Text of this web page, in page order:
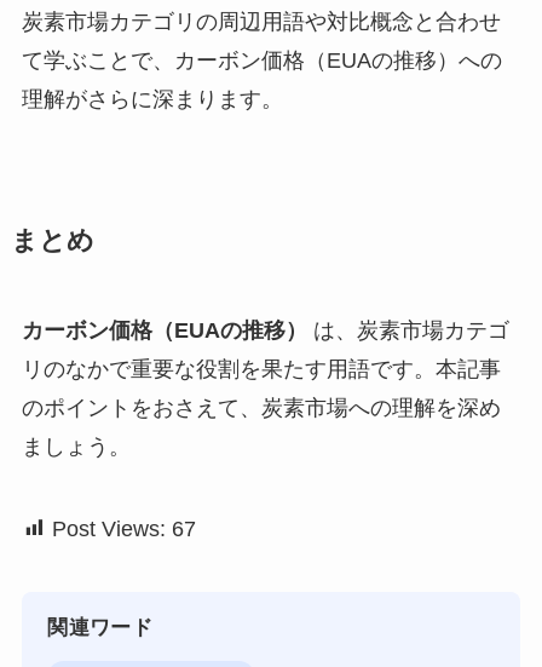
炭素市場カテゴリの周辺用語や対比概念と合わせ
て学ぶことで、カーボン価格（EUAの推移）への
理解がさらに深まります。
まとめ
カーボン価格（EUAの推移）
は、炭素市場カテゴ
リのなかで重要な役割を果たす用語です。本記事
のポイントをおさえて、炭素市場への理解を深め
ましょう。
Post Views: 67
関連ワード